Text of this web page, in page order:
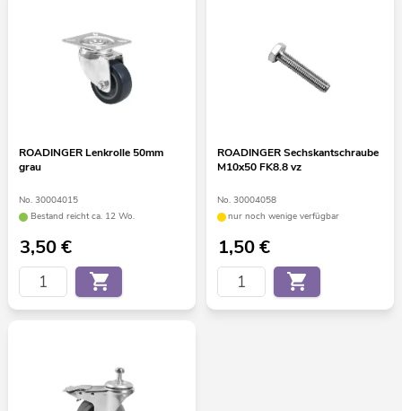
ROADINGER Lenkrolle 50mm
grau
No. 30004015
Bestand reicht ca. 12 Wo.
3,50€
ROADINGER Sechskantschraube
M10x50 FK8.8 vz
No. 30004058
nur noch wenige verfügbar
1,50€